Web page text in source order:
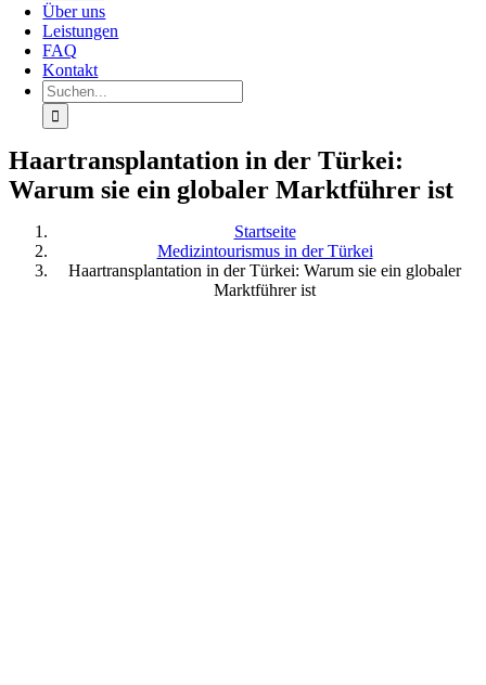
Über uns
Leistungen
FAQ
Kontakt
Suchen
nach:
Haartransplantation in der Türkei:
Warum sie ein globaler Marktführer ist
Startseite
Medizintourismus in der Türkei
Haartransplantation in der Türkei: Warum sie ein globaler
Marktführer ist